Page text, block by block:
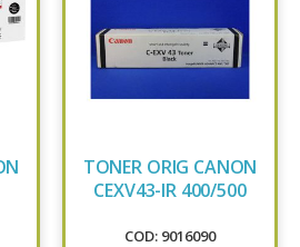
TONER ORIG CANON
CEXV43-IR 400/500
COD: 9016090